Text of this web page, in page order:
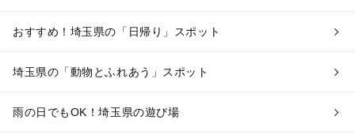
おすすめ！埼玉県の「日帰り」スポット
埼玉県の「動物とふれあう」スポット
雨の日でもOK！埼玉県の遊び場